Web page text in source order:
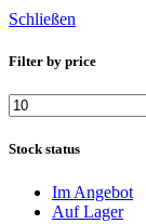
Schließen
Filter by price
Min.
Preis
Stock status
Im Angebot
Auf Lager